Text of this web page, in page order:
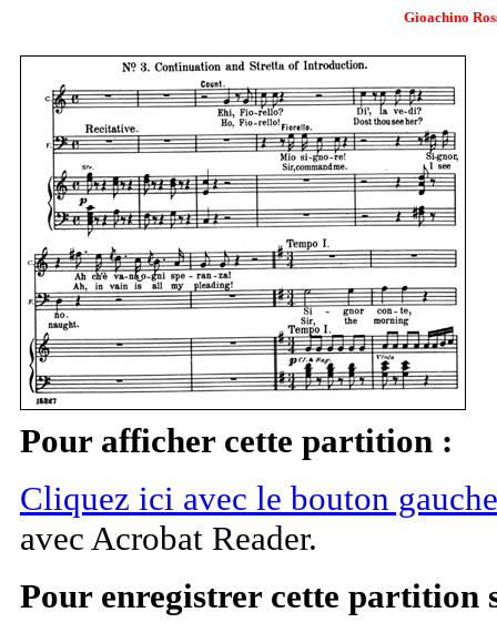
Gioachino
Pour afficher cette partition :
Cliquez ici avec le bouton
avec Acrobat Reader.
Pour enregistrer cette partition